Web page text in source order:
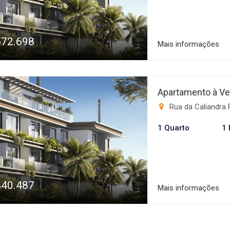
que você precisa
ótima opção para
Mais informações
Apartamento à
Rua da
1 Quarto 1
Mais informações